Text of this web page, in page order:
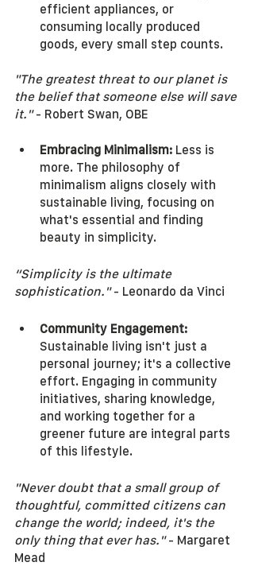
efficient appliances, or
consuming locally produced
goods, every small step counts.
"The greatest threat to our planet is
the belief that someone else will save
it." - Robert Swan, OBE
Embracing Minimalism: Less is
more. The philosophy of
minimalism aligns closely with
sustainable living, focusing on
what's essential and finding
beauty in simplicity.
“Simplicity is the ultimate
sophistication." - Leonardo da Vinci
Community Engagement:
Sustainable living isn't just a
personal journey; it's a collective
effort. Engaging in community
initiatives, sharing knowledge,
and working together for a
greener future are integral parts
of this lifestyle.
"Never doubt that a small group of
thoughtful, committed citizens can
change the world; indeed, it's the
only thing that ever has." - Margaret
Mead